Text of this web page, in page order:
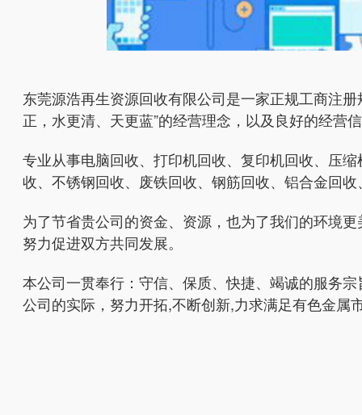
东莞源浩再生资源回收有限公司是一家正规工商注
正，水更清、天更蓝”的经营理念，以及良好的经营
专业从事电脑回收、打印机回收、复印机回收、压
收、不锈钢回收、废铁回收、钢筋回收、铝合金回
为了节省贵公司的资金、资源，也为了我们的环境
努力促进双方共同发展。
本公司一贯奉行：守信、保质、快捷、竭诚的服务
公司的实际，努力开拓,不断创新,力求满足有色金属